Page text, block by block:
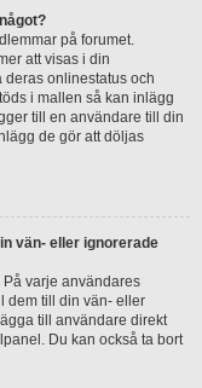
på forumet.
att visas i din
deras onlinestatus och
i mallen så kan inlägg
till en användare till din
de gör att döljas
vän- eller ignorerade
varje användares
dem till din vän- eller
till användare direkt
Du kan också ta bort